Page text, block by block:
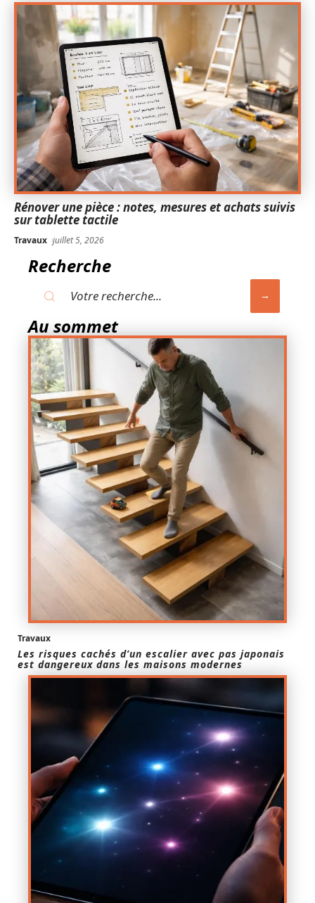
Rénover une pièce : notes, mesures et achats suivis
sur tablette tactile
Travaux juillet 5, 2026
Recherche
Au sommet
Travaux
Les risques cachés d’un escalier avec pas japonais
est dangereux dans les maisons modernes